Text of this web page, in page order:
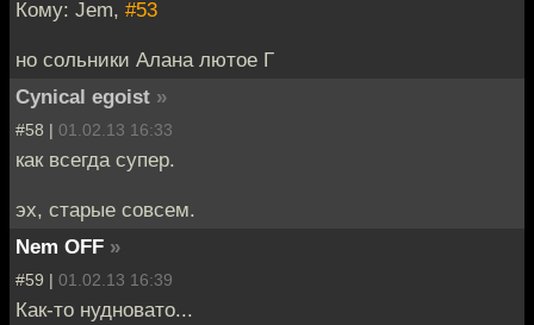
Кому: Jem, #53
но сольники Алана лютое Г
Cynical egoist »
#58 | 01.02.13 16:33
как всегда супер.
эх, старые совсем.
Nem OFF »
#59 | 01.02.13 16:39
Как-то нудновато...